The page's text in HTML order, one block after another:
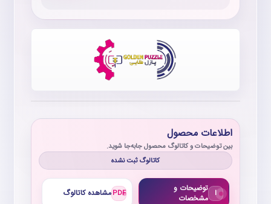
اطلاعات محصول
بین توضیحات و کاتالوگ محصول جابه‌جا شوید.
کاتالوگ ثبت نشده
I
توضیحات و
مشخصات
PDF مشاهده کاتالوگ